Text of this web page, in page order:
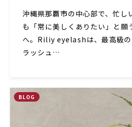
沖縄県那覇市の中心部で、忙し
も「常に美しくありたい」と願
へ。Riliy eyelashは、最高級の
ラッシュ…
BLOG